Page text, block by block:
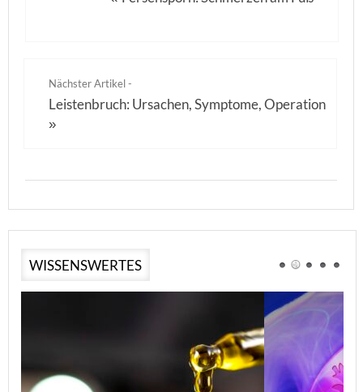
Nächster Artikel -
Leistenbruch: Ursachen, Symptome, Operation
»
WISSENSWERTES